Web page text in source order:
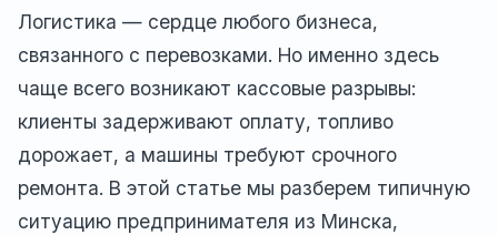
Логистика — сердце любого бизнеса,
связанного с перевозками. Но именно здесь
чаще всего возникают кассовые разрывы:
клиенты задерживают оплату, топливо
дорожает, а машины требуют срочного
ремонта. В этой статье мы разберем типичную
ситуацию предпринимателя из Минска,